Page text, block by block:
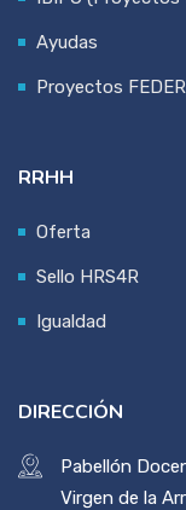
Ayudas
Proyectos FEDER
RRHH
Oferta
Sello HRS4R
Igualdad
DIRECCIÓN
Pabellón
Virgen de la